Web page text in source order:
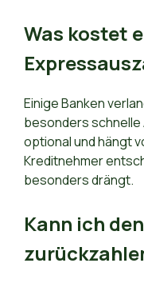
Was kostet
Einige Banken
besonders schnelle
optional und hängt
Kreditnehmer
besonders drängt.
Kann ich